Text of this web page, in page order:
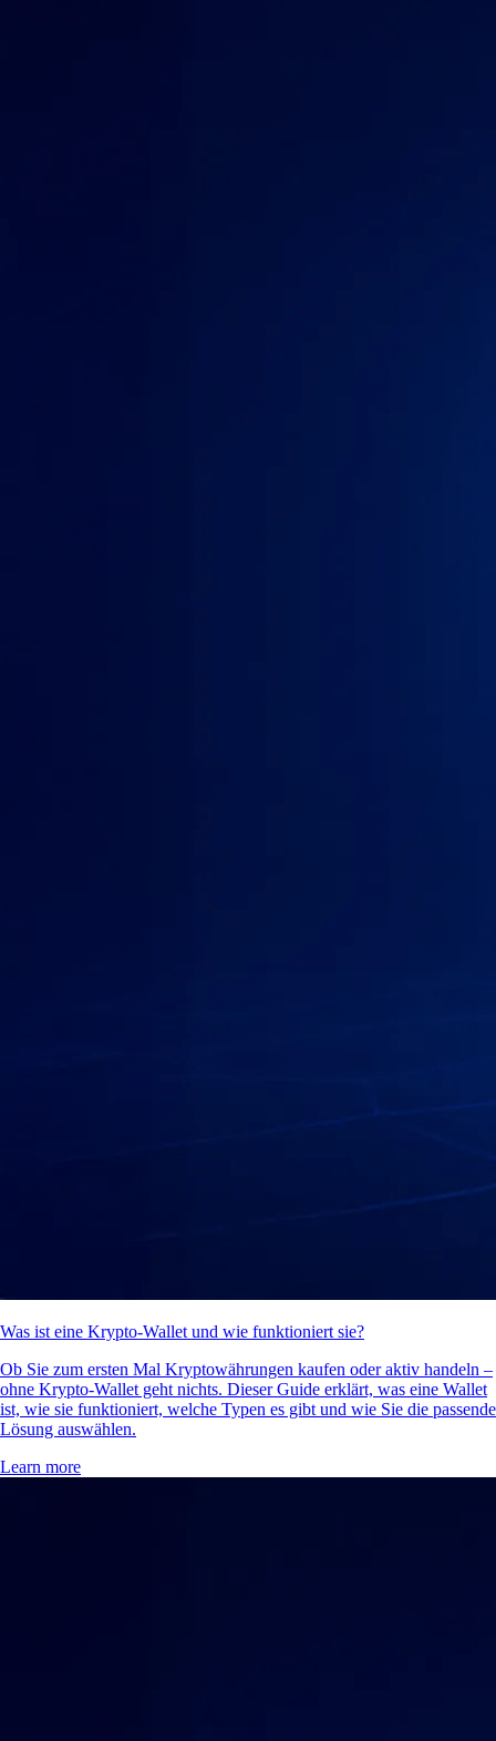
Was ist eine Krypto-Wallet und wie funktioniert sie?
Ob Sie zum ersten Mal Kryptowährungen kaufen oder aktiv handeln –
ohne Krypto-Wallet geht nichts. Dieser Guide erklärt, was eine Wallet
ist, wie sie funktioniert, welche Typen es gibt und wie Sie die passende
Lösung auswählen.
Learn more